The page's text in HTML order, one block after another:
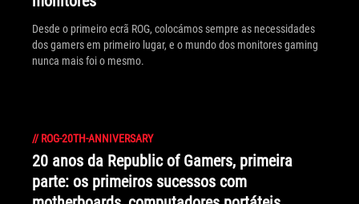
Desde o primeiro ecrã ROG, colocámos sempre as necessidades
dos gamers em primeiro lugar, e o mundo dos monitores gaming
nunca mais foi o mesmo.
// ROG-20TH-ANNIVERSARY
20 anos da Republic of Gamers, primeira
parte: os primeiros sucessos com